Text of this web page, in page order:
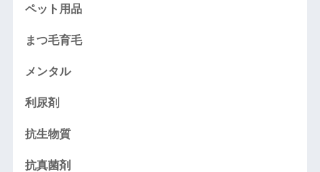
ペット用品
まつ毛育毛
メンタル
利尿剤
抗生物質
抗真菌剤